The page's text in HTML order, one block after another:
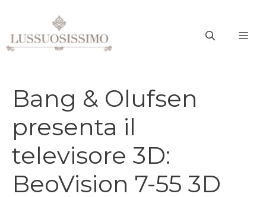
contenuto
Bang & Olufsen
presenta il
televisore 3D:
BeoVision 7-55 3D